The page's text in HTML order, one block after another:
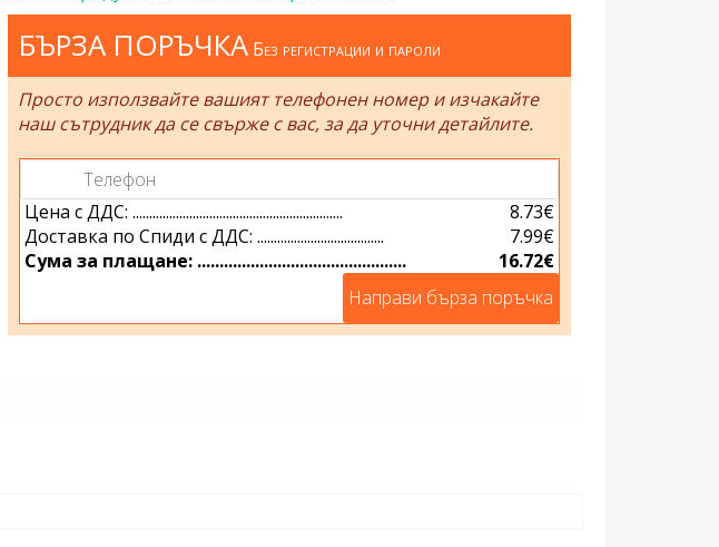
7
различни
ibox
11000-
7
БЪРЗА ПОРЪЧКА Без регистрации и пароли
Просто използвайте вашият телефонен номер и изчакайте
наш сътрудник да се свърже с вас, за да уточни детайлите.
8.73€
Цена с ДДС: ...............................................................
7.99€
Доставка по Спиди с ДДС: ......................................
16.72€
Сума за плащане: ...............................................
Направи бърза поръчка